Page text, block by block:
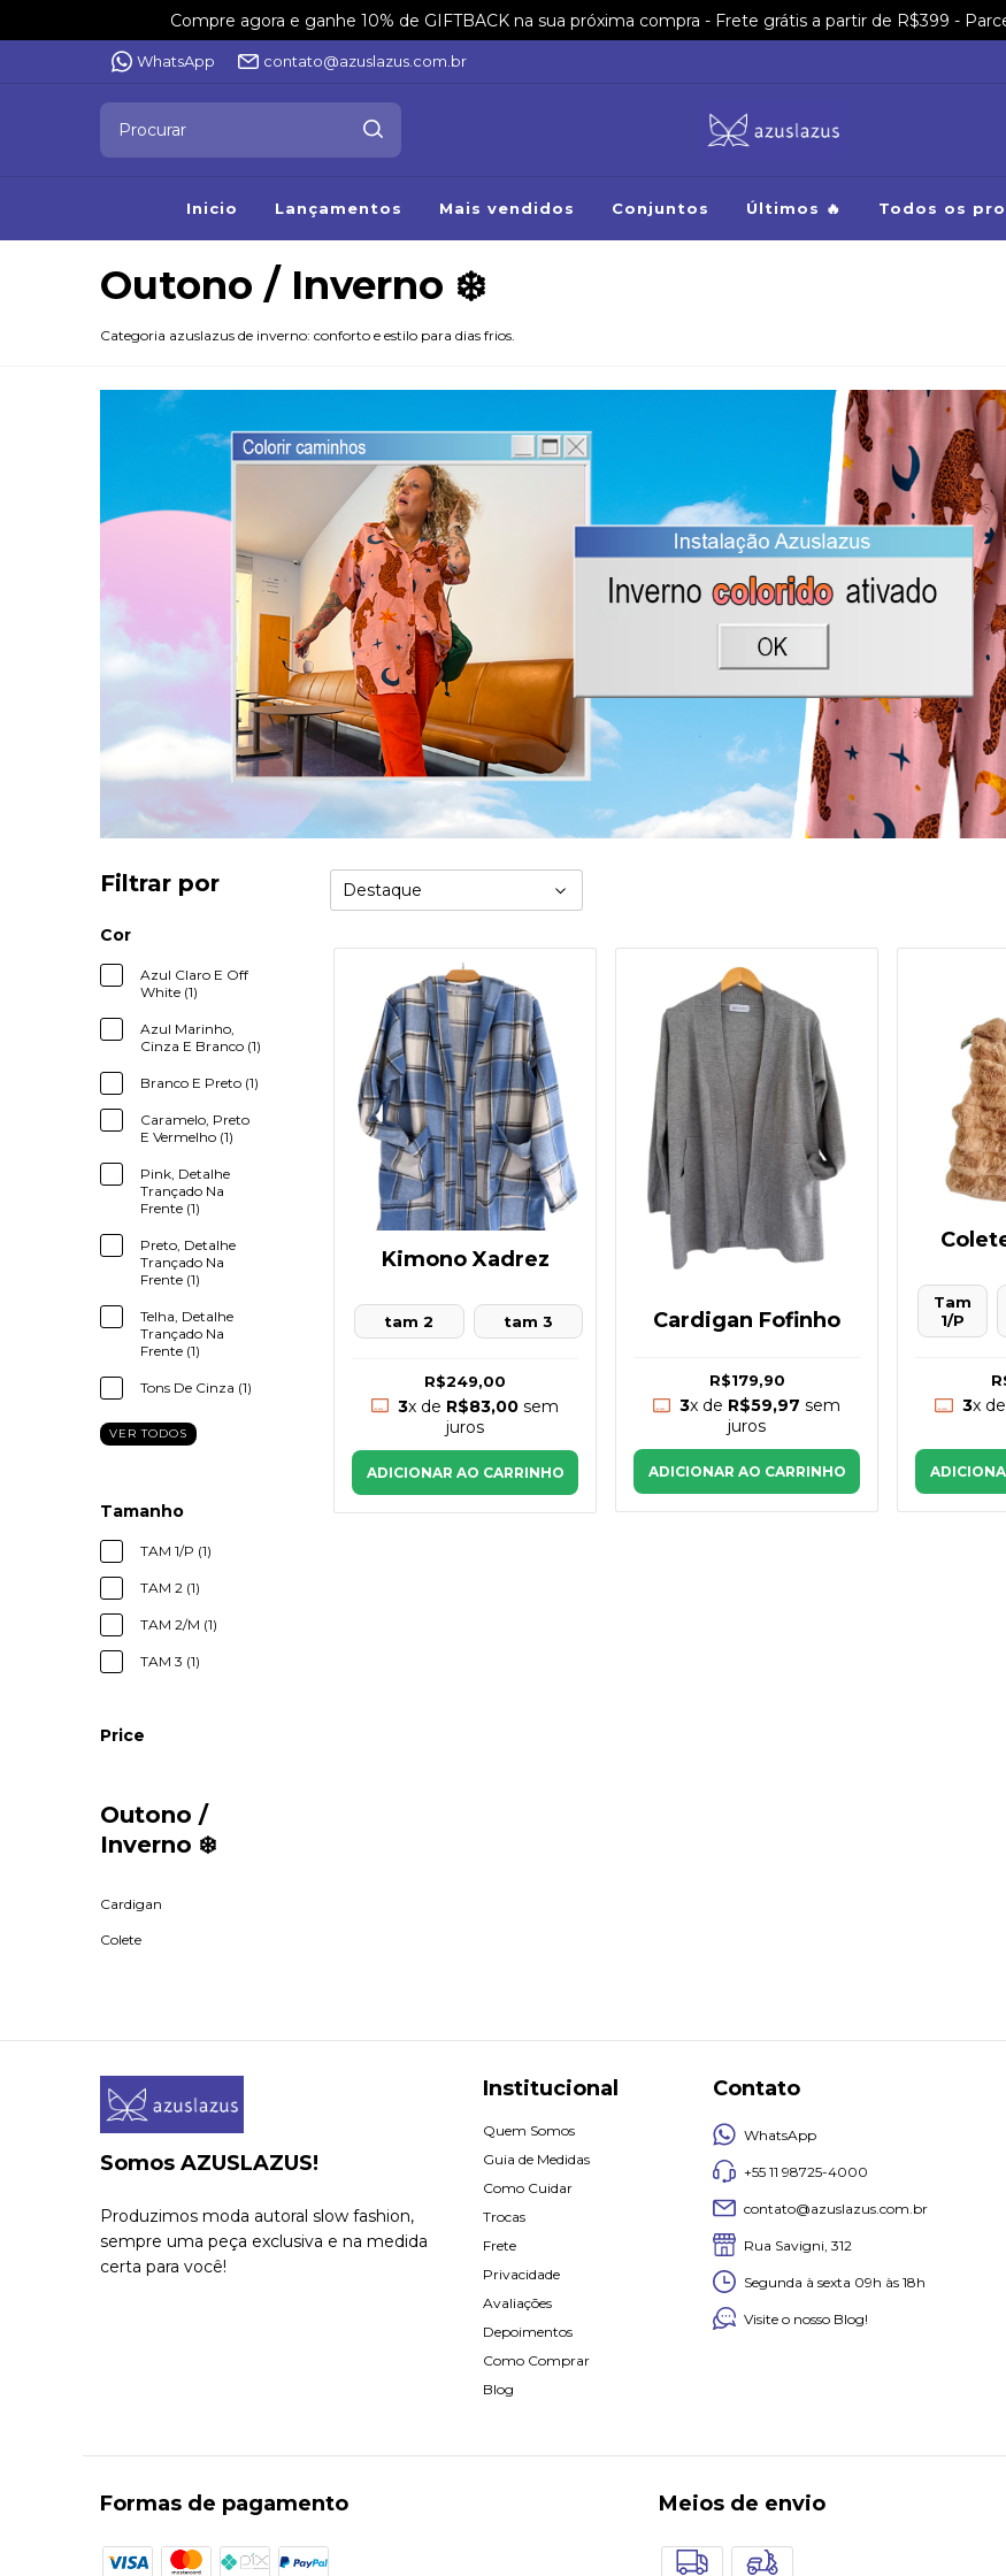
Compre agora e ganhe 10% de GIFTBACK na sua próxima compra - Frete grátis a partir de R$399 -
WhatsApp contato@azuslazus.com.br
Inicio Lançamentos Mais vendidos Conjuntos Últimos 🔥 Todos os
Outono / Inverno ❄️
Categoria azuslazus de inverno: conforto e estilo para dias frios.
Filtrar por
Cor
Azul Claro E Off
White (1)
Azul Marinho,
Cinza E Branco (1)
Branco E Preto (1)
Caramelo, Preto
E Vermelho (1)
Pink, Detalhe
Trançado Na
Frente (1)
Preto, Detalhe
Trançado Na
Frente (1)
Telha, Detalhe
Trançado Na
Frente (1)
Tons De Cinza (1)
VER TODOS
Tamanho
TAM 1/P (1)
TAM 2 (1)
TAM 2/M (1)
TAM 3 (1)
Price
Outono /
Inverno ❄️
Cardigan
Colete
Kimono Xadrez
tam 2 tam 3
R$249,00
3x de R$83,00 sem
juros
ADICIONAR AO CARRINHO
Cardigan Fofinho
R$179,90
3x de R$59,97 sem
juros
ADICIONAR AO CARRINHO
Tam
1/P
3x de
Somos AZUSLAZUS!
Produzimos moda autoral slow fashion,
sempre uma peça exclusiva e na medida
certa para você!
Institucional
Quem Somos
Guia de Medidas
Como Cuidar
Trocas
Frete
Privacidade
Avaliações
Depoimentos
Como Comprar
Blog
Contato
WhatsApp
+55 11 98725-4000
contato@azuslazus.com.br
Rua Savigni, 312
Segunda à sexta 09h às 18h
Visite o nosso Blog!
Formas de pagamento Meios de envio